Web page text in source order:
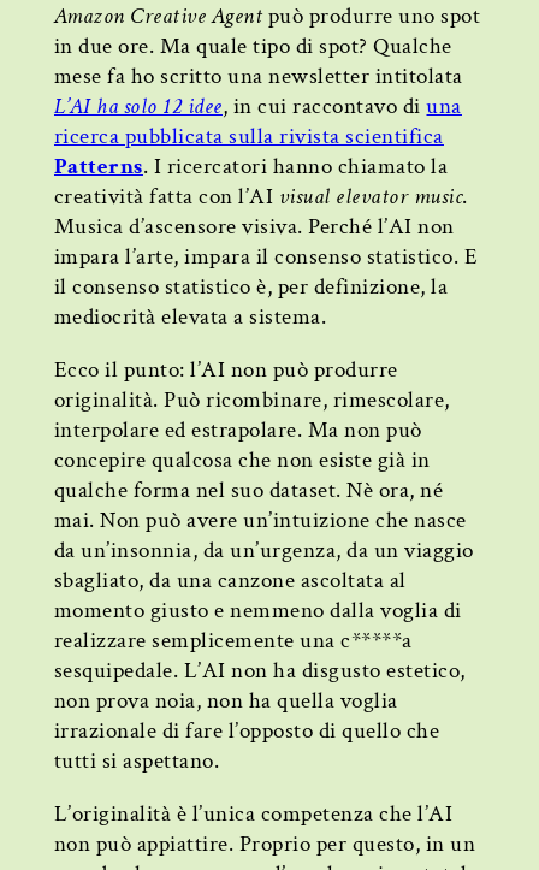
Amazon Creative Agentpuò produrre uno spot
in due ore. Ma quale tipo di spot? Qualche
mese fa ho scritto una newsletter intitolata
L’AI ha solo 12 idee, in cui raccontavo diuna
ricerca pubblicata sulla rivista scientifica
Patterns. I ricercatori hanno chiamato la
creatività fatta con l’AI visual elevator music.
Musica d’ascensore visiva. Perché l’AI non
impara l’arte, impara il consenso statistico. E
il consenso statistico è, per definizione, la
mediocrità elevata a sistema.
Ecco il punto: l’AI non può produrre
originalità. Può ricombinare, rimescolare,
interpolare ed estrapolare. Ma non può
concepire qualcosa che non esiste già in
qualche forma nel suo dataset. Nè ora, né
mai. Non può avere un’intuizione che nasce
da un’insonnia, da un’urgenza, da un viaggio
sbagliato, da una canzone ascoltata al
momento giusto e nemmeno dalla voglia di
realizzare semplicemente una c*****a
sesquipedale. L’AI non ha disgusto estetico,
non prova noia, non ha quella voglia
irrazionale di fare l’opposto di quello che
tutti si aspettano.
L’originalità è l’unica competenza che l’AI
non può appiattire. Proprio per questo, in un